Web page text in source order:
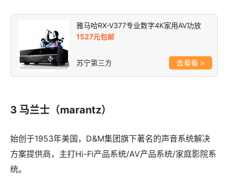
雅马哈RX-V377专业数字4K家用AV功放
1527元包邮
苏宁第三方 >
3 马兰士（marantz）
始创于1953年美国，D&M集团旗下著名的声音系统解决
方案提供商，主打Hi-Fi产品系统/AV产品系统/家庭影院系
统。